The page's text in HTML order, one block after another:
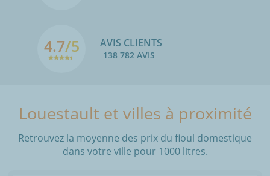
4.7/5 AVIS CLIENTS
138 782 AVIS
Louestault et villes à proximité
Retrouvez la moyenne des prix du fioul domestique
dans votre ville pour 1000 litres.